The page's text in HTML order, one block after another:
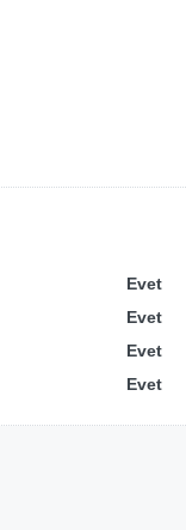
Evet
Evet
Evet
Evet